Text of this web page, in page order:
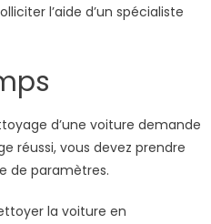
l’aide d’un spécialiste
d’une voiture demande
réussi, vous devez prendre
de paramètres.
la voiture en